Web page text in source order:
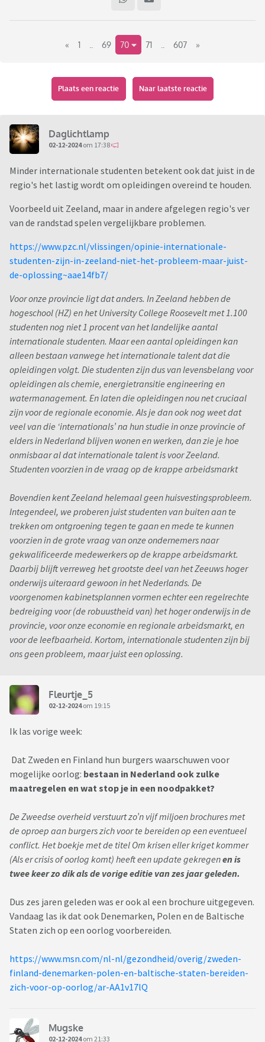
« 1 69 70 71 607 »
Plaats een reactie Naar laatste reactie
Daglichtlamp
02-12-2024om 17:38
Minder internationale studenten betekent ook dat juist in de
regio's het lastig wordt om opleidingen overeind te houden.
Voorbeeld uit Zeeland, maar in andere afgelegen regio's ver
van de randstad spelen vergelijkbare problemen.
https://www.pzc.nl/vlissingen/opinie-internationale-
studenten-zijn-in-zeeland-niet-het-probleem-maar-juist-
de-oplossing~aae14fb7/
Voor onze provincie ligt dat anders. In Zeeland hebben de
hogeschool (HZ) en het University College Roosevelt met 1.100
studenten nog niet 1 procent van het landelijke aantal
internationale studenten. Maar een aantal opleidingen kan
alleen bestaan vanwege het internationale talent dat die
opleidingen volgt. Die studenten zijn dus van levensbelang voor
opleidingen als chemie, energietransitie engineering en
watermanagement. En laten die opleidingen nou net cruciaal
zijn voor de regionale economie. Als je dan ook nog weet dat
veel van die ‘internationals’ na hun studie in onze provincie of
elders in Nederland blijven wonen en werken, dan zie je hoe
onmisbaar al dat internationale talent is voor Zeeland.
Studenten voorzien in de vraag op de krappe arbeidsmarkt
Bovendien kent Zeeland helemaal geen huisvestingsprobleem.
Integendeel, we proberen juist studenten van buiten aan te
trekken om ontgroening tegen te gaan en mede te kunnen
voorzien in de grote vraag van onze ondernemers naar
gekwalificeerde medewerkers op de krappe arbeidsmarkt.
Daarbij blijft verreweg het grootste deel van het Zeeuws hoger
onderwijs uiteraard gewoon in het Nederlands. De
voorgenomen kabinetsplannen vormen echter een regelrechte
bedreiging voor (de robuustheid van) het hoger onderwijs in de
provincie, voor onze economie en regionale arbeidsmarkt, en
voor de leefbaarheid. Kortom, internationale studenten zijn bij
ons geen probleem, maar juist een oplossing.
Fleurtje_5
02-12-2024om 19:15
Ik las vorige week:
Dat Zweden en Finland hun burgers waarschuwen voor
mogelijke oorlog: bestaan in Nederland ook zulke
maatregelen en wat stop je in een noodpakket?
De Zweedse overheid verstuurt zo’n vijf miljoen brochures met
de oproep aan burgers zich voor te bereiden op een eventueel
conflict. Het boekje met de titel Om krisen eller kriget kommer
(Als er crisis of oorlog komt) heeft een update gekregenen is
twee keer zo dik als de vorige editie van zes jaar geleden.
Dus zes jaren geleden was er ook al een brochure uitgegeven.
Vandaag las ik dat ook Denemarken, Polen en de Baltische
Staten zich op een oorlog voorbereiden.
https://www.msn.com/nl-nl/gezondheid/overig/zweden-
finland-denemarken-polen-en-baltische-staten-bereiden-
zich-voor-op-oorlog/ar-AA1v17lQ
Mugske
02-12-2024om 21:33